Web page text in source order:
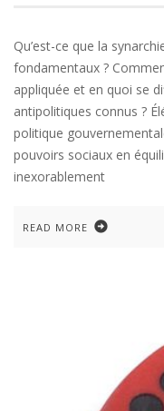
Qu’est-ce que la
fondamentaux ?
appliquée et en quoi se
antipolitiques connus ?
politique
pouvoirs sociaux en
inexorablement
READ MORE